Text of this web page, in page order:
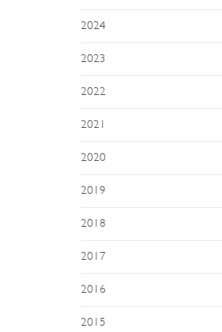
2024
2023
2022
2021
2020
2019
2018
2017
2016
2015